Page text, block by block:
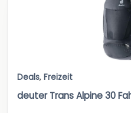
Deals, Freizeit
deuter Trans Alpine 30